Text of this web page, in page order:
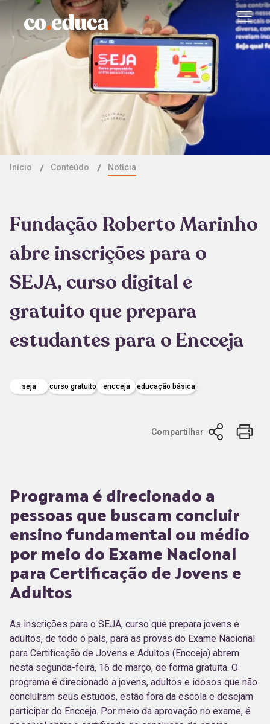
Início Conteúdo Notícia
Fundação Roberto Marinho
abre inscrições para o
SEJA, curso digital e
gratuito que prepara
estudantes para o Encceja
seja curso gratuito encceja educação básica
Compartilhar
Programa é direcionado a
pessoas que buscam concluir
ensino fundamental ou médio
por meio do Exame Nacional
para Certificação de Jovens e
Adultos
As inscrições para o SEJA, curso que prepara jovens e
adultos, de todo o país, para as provas do Exame Nacional
para Certificação de Jovens e Adultos (Encceja) abrem
nesta segunda-feira, 16 de março, de forma gratuita. O
programa é direcionado a jovens, adultos e idosos que não
concluíram seus estudos, estão fora da escola e desejam
participar do Encceja. Por meio da aprovação no exame, é